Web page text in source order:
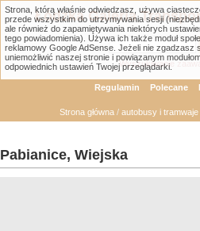
Łódzka Galeria
Wyszukiwanie
Regulamin Polecane
Strona główna / autobusy i tramwaje
Pabianice, Wiejska
Strona, którą właśnie odwiedzasz, używa
przede wszystkim do utrzymywania sesji
ale również do zapamiętywania niektórych
tego powiadomienia). Używa ich także moduł
reklamowy Google AdSense. Jeżeli nie
uniemożliwić naszej stronie i powiązanym
odpowiednich ustawień Twojej przeglądarki.